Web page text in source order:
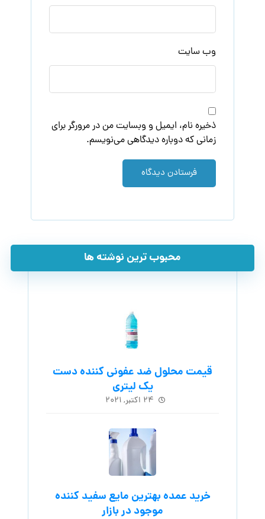
وب‌ سایت
ذخیره نام، ایمیل و وبسایت من در مرورگر برای
زمانی که دوباره دیدگاهی می‌نویسم.
فرستادن دیدگاه
محبوب ترین نوشته ها
قیمت محلول ضد عفونی کننده دست
یک لیتری
۲۴ اکتبر, ۲۰۲۱
خرید عمده بهترین مایع سفید کننده
موجود در بازار